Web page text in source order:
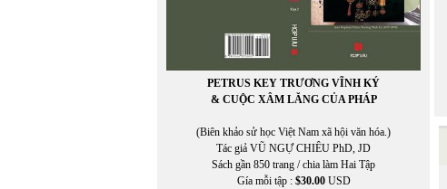
PETRUS KEY TRƯƠNG VĨNH KÝ
& CUỘC XÂM LĂNG CỦA PHÁP
(Biên khảo sử học Việt Nam xã hội văn hóa.)
Tác giả VŨ NGỰ CHIÊU PhD, JD
Sách gần 850 trang / chia làm Hai Tập
Gía mỗi tập : $30.00USD